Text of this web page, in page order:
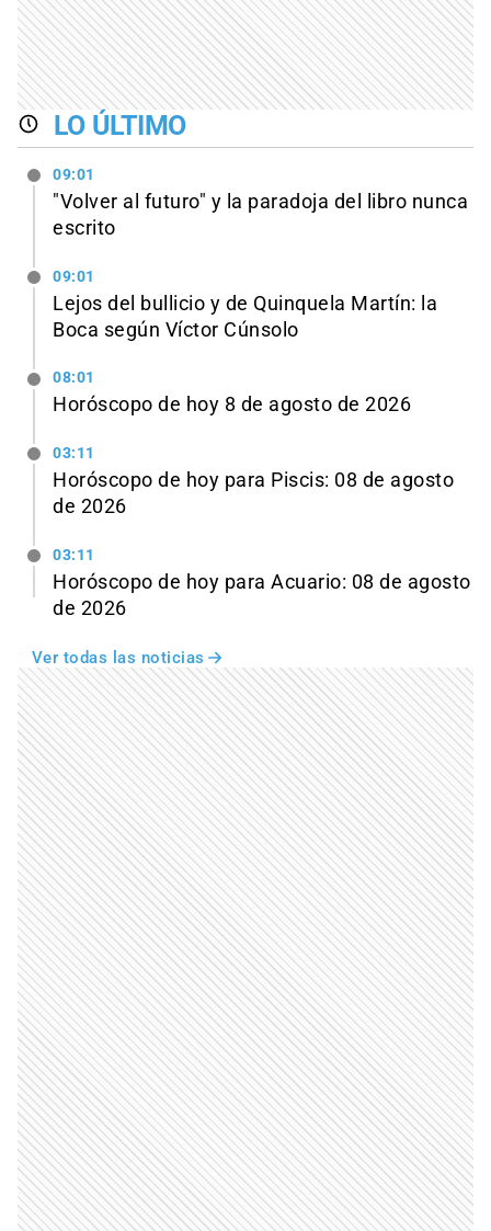
LO ÚLTIMO
09:01
"Volver al futuro" y la paradoja del libro nunca
escrito
09:01
Lejos del bullicio y de Quinquela Martín: la
Boca según Víctor Cúnsolo
08:01
Horóscopo de hoy 8 de agosto de 2026
03:11
Horóscopo de hoy para Piscis: 08 de agosto
de 2026
03:11
Horóscopo de hoy para Acuario: 08 de agosto
de 2026
Ver todas las noticias